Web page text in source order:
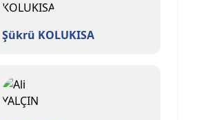
Şükrü KOLUKISA